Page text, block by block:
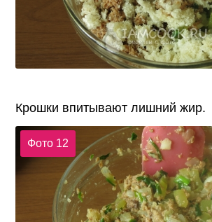
Крошки впитывают лишний жир.
Фото 12